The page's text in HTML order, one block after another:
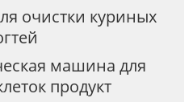
очистки куриных
машина для
продукт